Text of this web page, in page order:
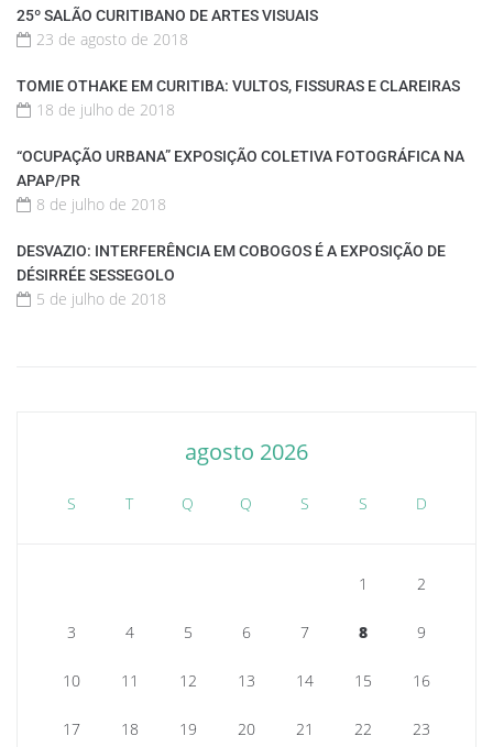
25º SALÃO CURITIBANO DE ARTES VISUAIS
23 de agosto de 2018
TOMIE OTHAKE EM CURITIBA: VULTOS, FISSURAS E CLAREIRAS
18 de julho de 2018
“OCUPAÇÃO URBANA” EXPOSIÇÃO COLETIVA FOTOGRÁFICA NA
APAP/PR
8 de julho de 2018
DESVAZIO: INTERFERÊNCIA EM COBOGOS É A EXPOSIÇÃO DE
DÉSIRRÉE SESSEGOLO
5 de julho de 2018
agosto 2026
S T Q Q S S D
1 2
3 4 5 6 7 8 9
10 11 12 13 14 15 16
17 18 19 20 21 22 23